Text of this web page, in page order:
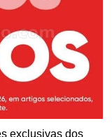
exclusivas dos